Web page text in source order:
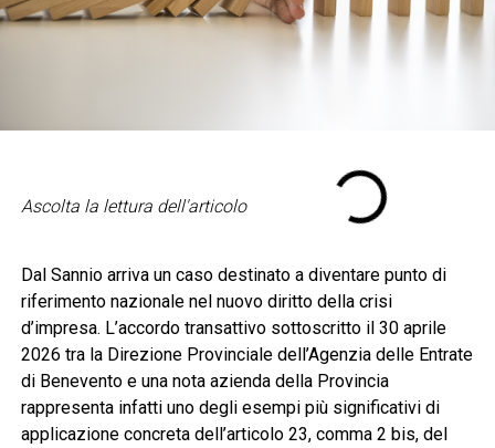
Ascolta la lettura dell'articolo
Dal Sannio arriva un caso destinato a diventare punto di
riferimento nazionale nel nuovo diritto della crisi
d’impresa. L’accordo transattivo sottoscritto il 30 aprile
2026 tra la Direzione Provinciale dell’Agenzia delle Entrate
di Benevento e una nota azienda della Provincia
rappresenta infatti uno degli esempi più significativi di
applicazione concreta dell’articolo 23, comma 2 bis, del